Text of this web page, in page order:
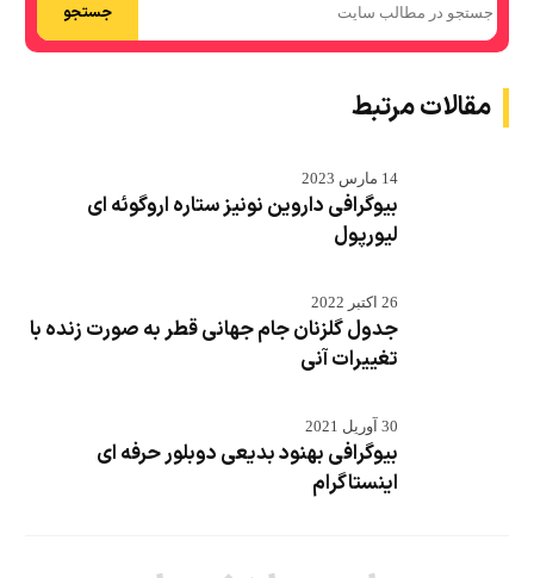
جستجو
مقالات مرتبط
14 مارس 2023
بیوگرافی داروین نونیز ستاره اروگوئه ای
لیورپول
26 اکتبر 2022
جدول گلزنان جام جهانی قطر به صورت زنده با
تغییرات آنی
30 آوریل 2021
بیوگرافی بهنود بدیعی دوبلور حرفه ای
اینستاگرام